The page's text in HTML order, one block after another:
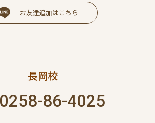
お友達追加はこちら
長岡校
0258-86-4025